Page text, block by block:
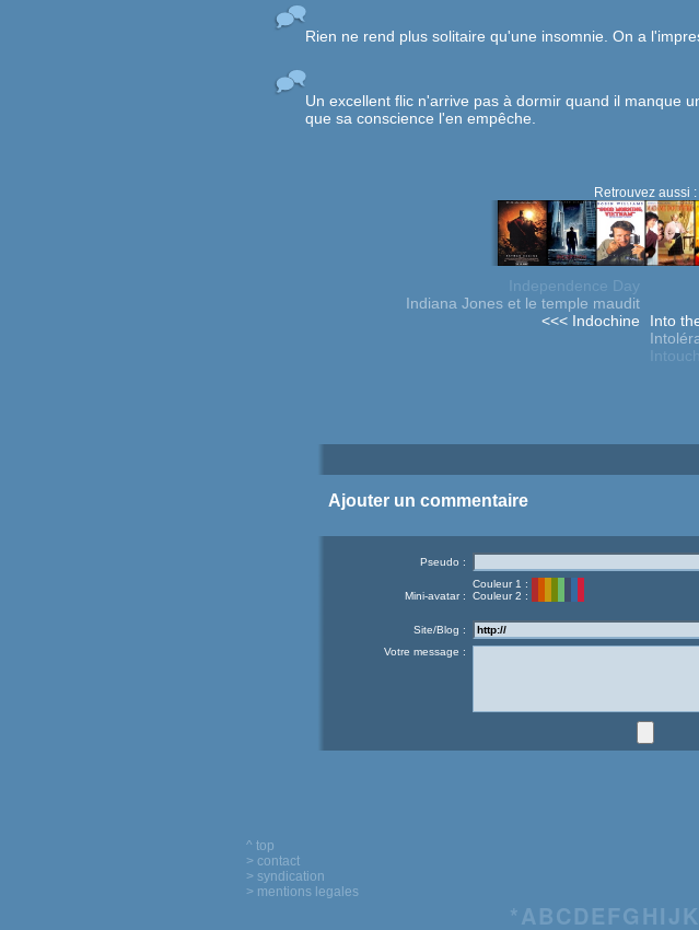
Rien ne rend plus solitaire qu'une insomnie. On a
Un excellent flic n'arrive pas à dormir quand il manque
que sa conscience l'en empêche.
Retrouvez aussi :
Independence Day
Indiana Jones et le temple maudit
<<< Indochine
Into
Ajouter un commentaire
Pseudo :
Mini-avatar :
Couleur 1 :
Couleur 2 :
Site/Blog :
Votre message :
^ top
> contact
> syndication
> mentions legales
*ABCDEFG HIJ K